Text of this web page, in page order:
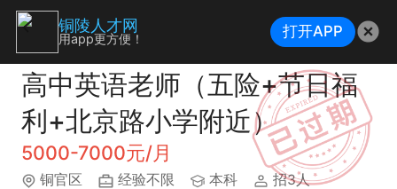
高中英语老师（五险+节日福
利+北京路小学附近）
5000-7000元/月
铜官区 经验不限 本科 招3人
铜陵人才网
用app更方便！ 打开APP